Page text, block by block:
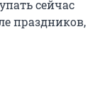
сейчас
праздников,